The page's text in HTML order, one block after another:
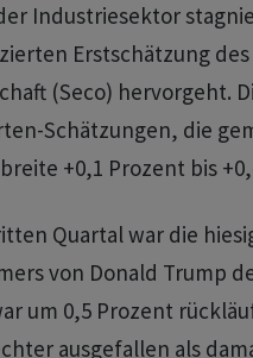
Industriesektor
Erstschätzung
(Seco) hervorgeht.
Schätzungen, die
+0,1 Prozent bis
Quartal war die
von Donald Trump
um 0,5 Prozent
ausgefallen als